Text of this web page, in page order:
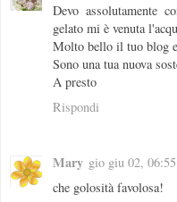
Devo assolutamente
gelato mi è venuta
Molto bello il tuo blog
Sono una tua nuova
A presto
Rispondi
Mary gio giu 02,
che golosità favolosa!